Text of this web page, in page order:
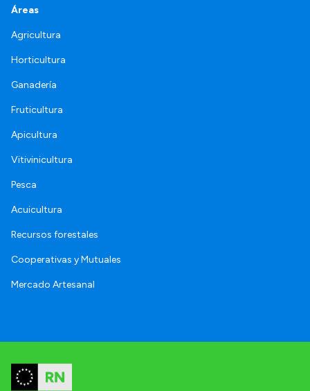
Áreas
Agricultura
Horticultura
Ganadería
Fruticultura
Apicultura
Vitivinicultura
Pesca
Acuicultura
Recursos forestales
Cooperativas y Mutuales
Mercado Artesanal